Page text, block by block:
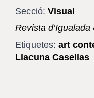
Secció: Visual
Revista d’Igualada
Etiquetes: art
Llacuna Casellas